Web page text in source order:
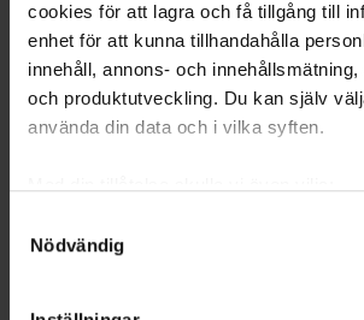
cookies för att lagra och få tillgång till
enhet för att kunna tillhandahålla
innehåll, annons- och
och produktutveckling. Du kan själv
använda din data och i vilka syften.
kan ha en noggrannhet på upp till
Nödvändig
Swehockey – Svenska
Sverige. Du kan följa dina
egna favoritlag i appen. För dina
periodpaus m.m.